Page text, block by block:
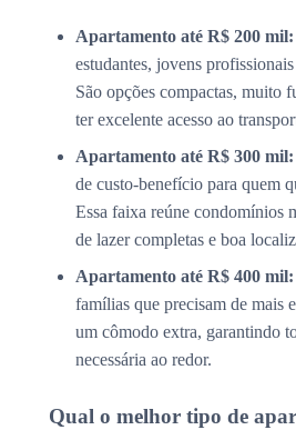
Apartamento até R$ 200 mil:
estudantes, jovens
São opções compactas, muito
ter excelente acesso ao
Apartamento até R$ 300 mil:
de custo-benefício para quem
Essa faixa reúne condomínios
de lazer completas e boa
Apartamento até R$ 400 mil:
famílias que precisam de mais
um cômodo extra, garantindo
necessária ao redor.
Qual o melhor tipo de